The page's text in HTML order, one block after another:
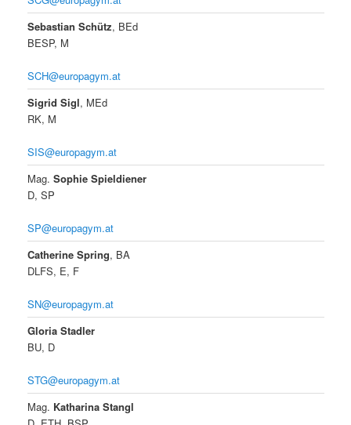
Sebastian Schütz, BEd
BESP, M
SCH@europagym.at
Sigrid Sigl, MEd
RK, M
SIS@europagym.at
Mag. Sophie Spieldiener
D, SP
SP@europagym.at
Catherine Spring, BA
DLFS, E, F
SN@europagym.at
Gloria Stadler
BU, D
STG@europagym.at
Mag. Katharina Stangl